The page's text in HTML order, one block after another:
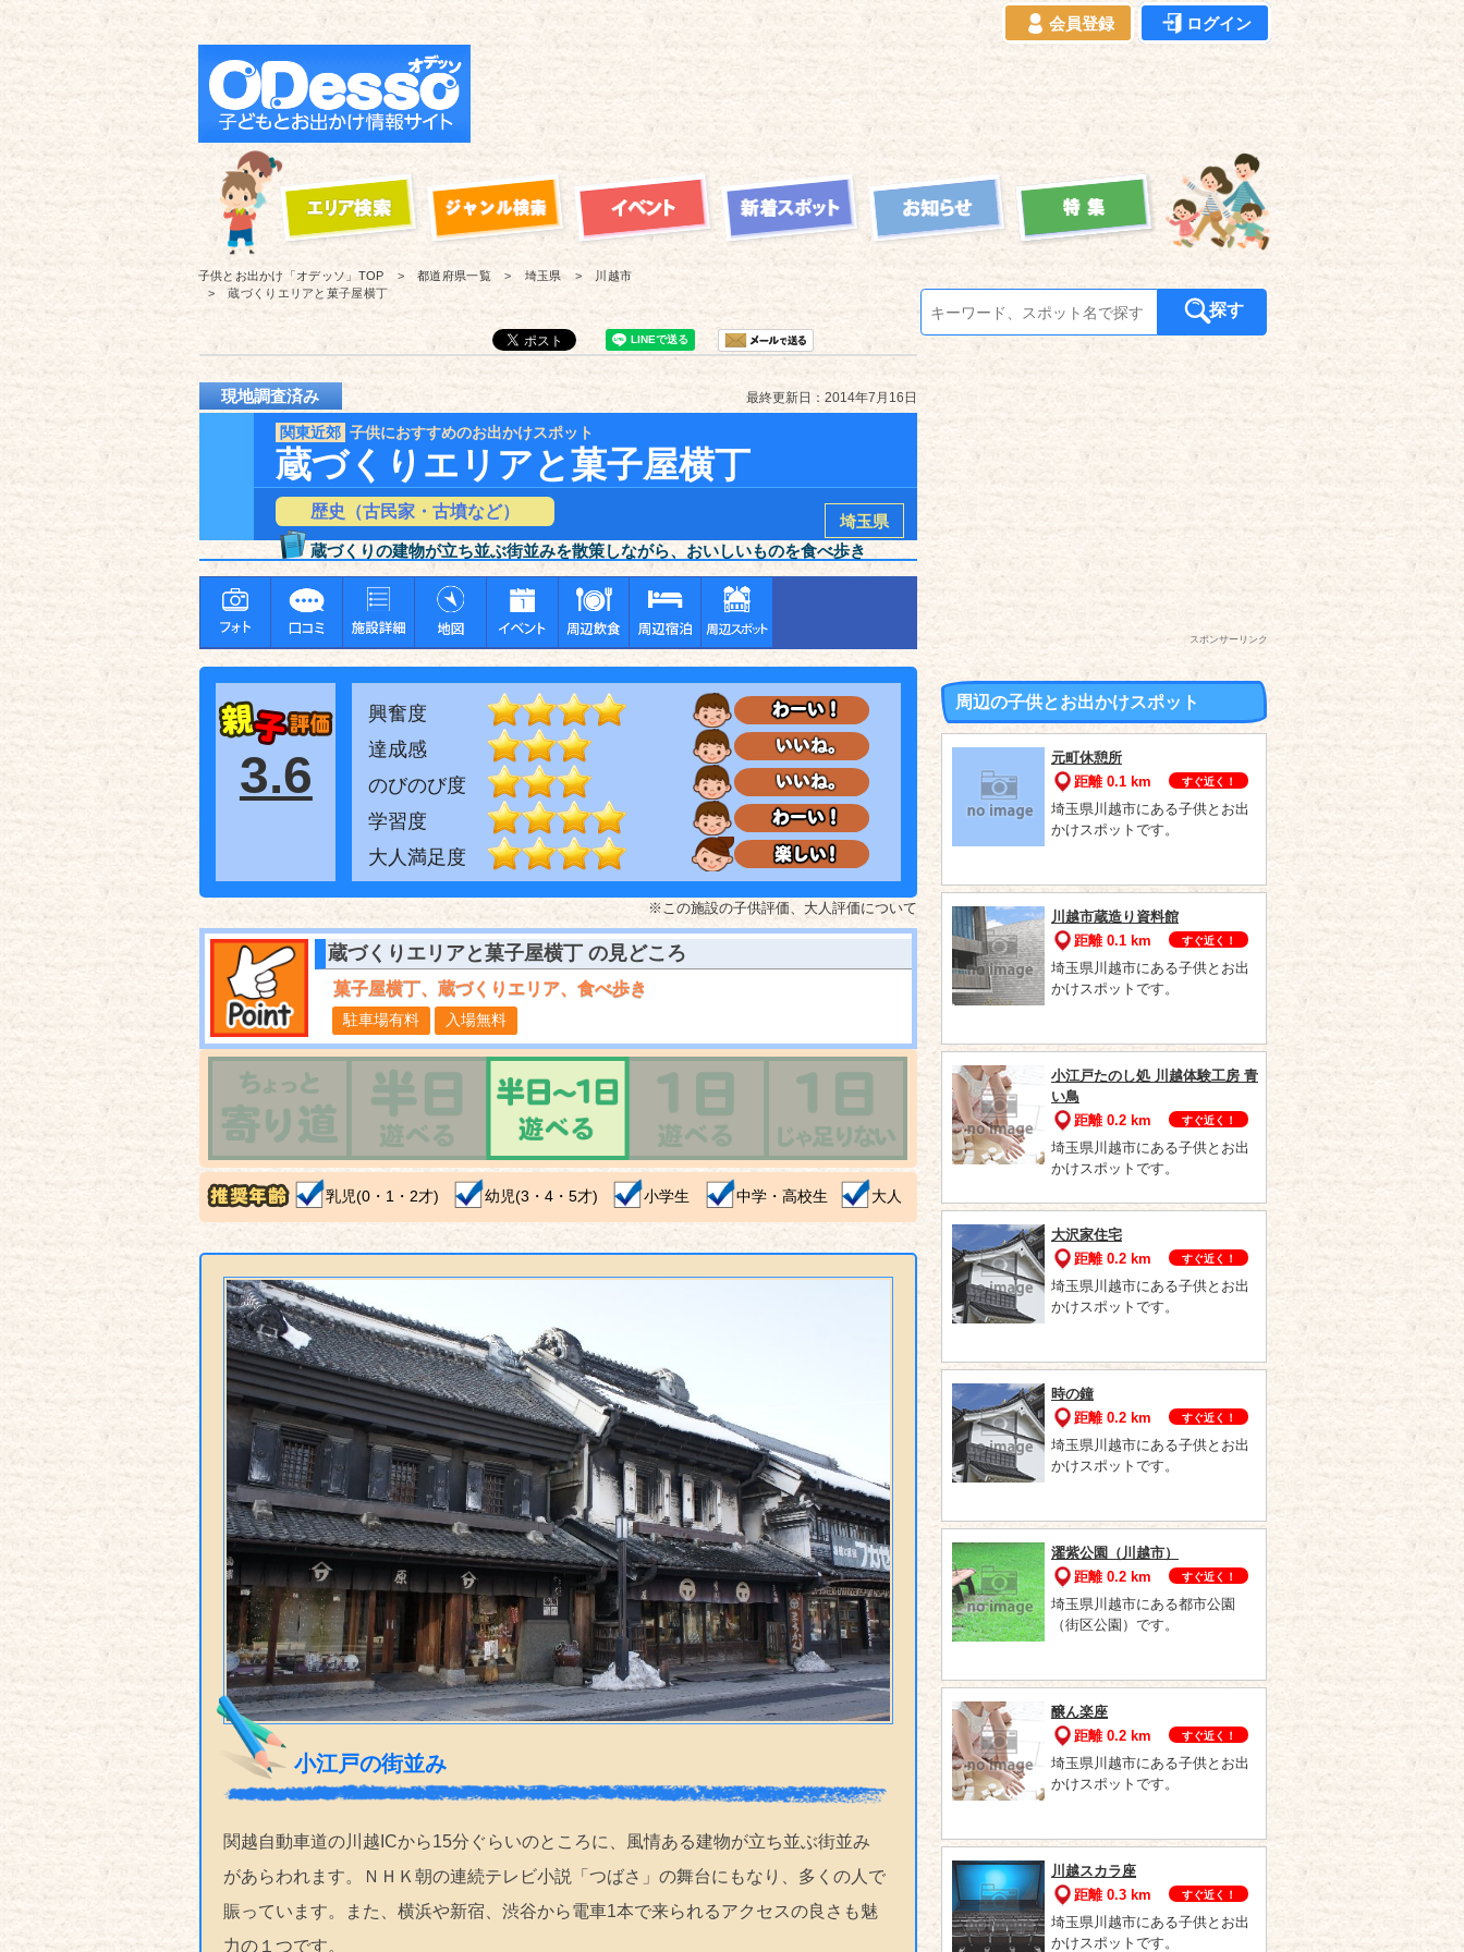
会員登録 ログイン
子供とお出かけ「オデッソ」 TOP 都道府県一覧 埼玉県
川越市
蔵づくりエリアと菓子屋横丁
探す
現地調査済み 最終更新日：2014年7月16日
関東近郊 子供におすすめのお出かけスポット
蔵づくりエリアと菓子屋横丁
歴史（古民家・古墳など）
埼玉県
蔵づくりの建物が立ち並ぶ街並みを散策しながら、おいしいものを食べ歩き
3.6
興奮度
達成感
のびのび度
学習度
大人満足度
※この施設の子供評価、大人評価について
蔵づくりエリアと菓子屋横丁 の見どころ
菓子屋横丁、蔵づくりエリア、食べ歩き
駐車場有料 入場無料
乳児(0・1・2才) 幼児(3・4・5才) 小学生 中学・高校生 大人
小江戸の街並み
関越自動車道の川越ICから15分ぐらいのところに、風情ある建物が立ち並ぶ街並み
があらわれます。ＮＨＫ朝の連続テレビ小説「つばさ」の舞台にもなり、多くの人で
賑っています。また、横浜や新宿、渋谷から電車1本で来られるアクセスの良さも魅
力の１つです。
スポンサーリンク
周辺の子供とお出かけスポット
元町休憩所
距離 0.1 km
すぐ近く！
埼玉県川越市にある子供とお出
かけスポットです。
川越市蔵造り資料館
距離 0.1 km
すぐ近く！
埼玉県川越市にある子供とお出
かけスポットです。
小江戸たのし処 川越体験工房 青
い鳥
距離 0.2 km
すぐ近く！
埼玉県川越市にある子供とお出
かけスポットです。
大沢家住宅
距離 0.2 km
すぐ近く！
埼玉県川越市にある子供とお出
かけスポットです。
時の鐘
距離 0.2 km
すぐ近く！
埼玉県川越市にある子供とお出
かけスポットです。
濯紫公園（川越市）
距離 0.2 km
すぐ近く！
埼玉県川越市にある都市公園
（街区公園）です。
醸ん楽座
距離 0.2 km
すぐ近く！
埼玉県川越市にある子供とお出
かけスポットです。
川越スカラ座
距離 0.3 km
すぐ近く！
埼玉県川越市にある子供とお出
かけスポットです。